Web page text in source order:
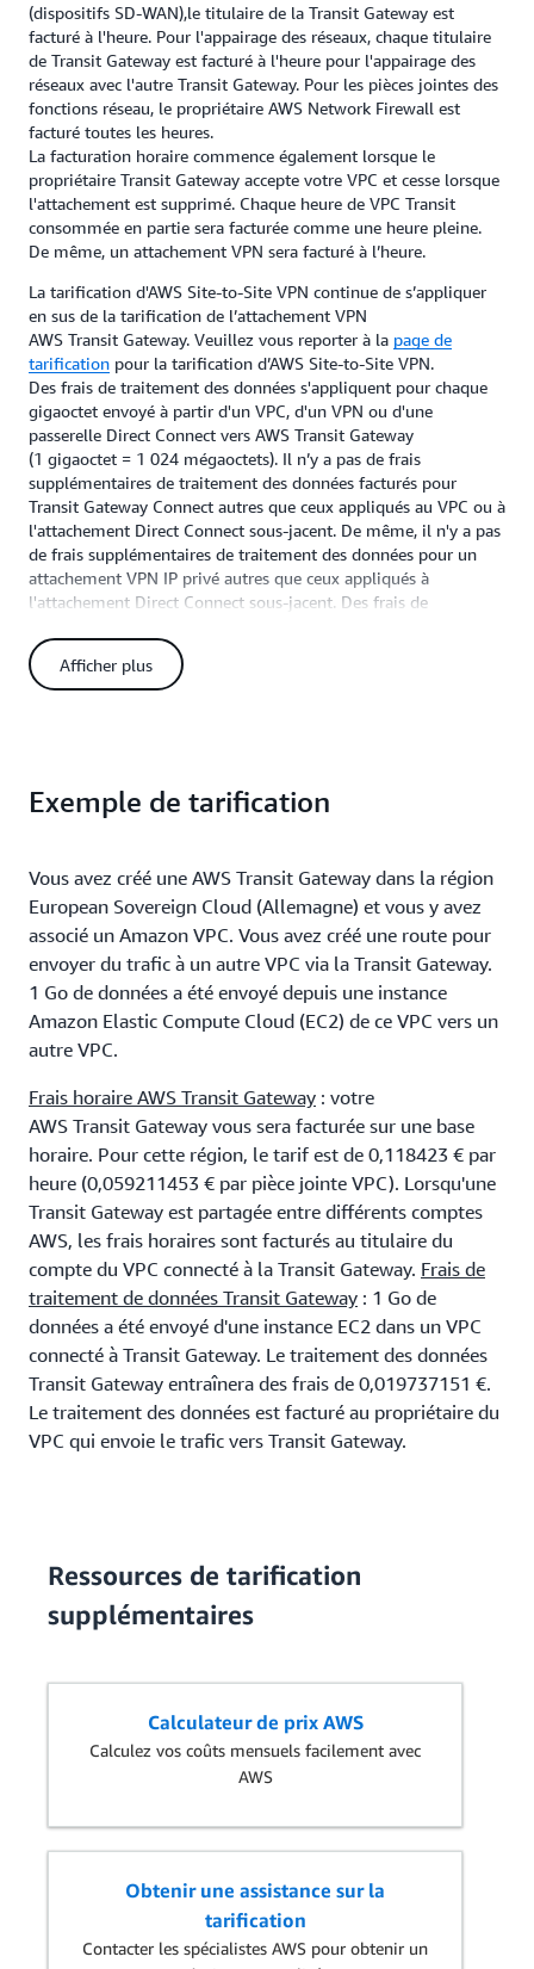
(dispositifs SD-WAN),le titulaire de la Transit Gateway est
facturé à l'heure. Pour l'appairage des réseaux, chaque titulaire
de Transit Gateway est facturé à l'heure pour l'appairage des
réseaux avec l'autre Transit Gateway. Pour les pièces jointes des
fonctions réseau, le propriétaire AWS Network Firewall est
facturé toutes les heures.
La facturation horaire commence également lorsque le
propriétaire Transit Gateway accepte votre VPC et cesse lorsque
l'attachement est supprimé. Chaque heure de VPC Transit
consommée en partie sera facturée comme une heure pleine.
De même, un attachement VPN sera facturé à l’heure.
La tarification d'AWS Site-to-Site VPN continue de s’appliquer
en sus de la tarification de l’attachement VPN
AWS Transit Gateway. Veuillez vous reporter à la page de
tarification pour la tarification d’AWS Site-to-Site VPN.
Des frais de traitement des données s'appliquent pour chaque
gigaoctet envoyé à partir d'un VPC, d'un VPN ou d'une
passerelle Direct Connect vers AWS Transit Gateway
(1 gigaoctet = 1 024 mégaoctets). Il n’y a pas de frais
supplémentaires de traitement des données facturés pour
Transit Gateway Connect autres que ceux appliqués au VPC ou à
l'attachement Direct Connect sous-jacent. De même, il n'y a pas
de frais supplémentaires de traitement des données pour un
attachement VPN IP privé autres que ceux appliqués à
l'attachement Direct Connect sous-jacent. Des frais de
gigaoctet reçu par chaque instance de récepteur multicast. Les
frais de traitement des données ne s’appliquent pas aux
données envoyées à partir d’un attachement d’appairage vers
la section Transfert de données de la
d’Amazon EC2.
Afficher plus
Exemple de tarification
Vous avez créé une AWS Transit Gateway dans la région
European Sovereign Cloud (Allemagne) et vous y avez
associé un Amazon VPC. Vous avez créé une route pour
envoyer du trafic à un autre VPC via la Transit Gateway.
1 Go de données a été envoyé depuis une instance
Amazon Elastic Compute Cloud (EC2) de ce VPC vers un
autre VPC.
Frais horaire AWS Transit Gateway : votre
AWS Transit Gateway vous sera facturée sur une base
horaire. Pour cette région, le tarif est de 0,118423 € par
heure (0,059211453 € par pièce jointe VPC). Lorsqu'une
Transit Gateway est partagée entre différents comptes
AWS, les frais horaires sont facturés au titulaire du
compte du VPC connecté à la Transit Gateway. Frais de
traitement de données Transit Gateway : 1 Go de
données a été envoyé d'une instance EC2 dans un VPC
connecté à Transit Gateway. Le traitement des données
Transit Gateway entraînera des frais de 0,019737151 €.
Le traitement des données est facturé au propriétaire du
VPC qui envoie le trafic vers Transit Gateway.
Ressources de tarification
supplémentaires
Calculateur de prix AWS
Calculez vos coûts mensuels facilement avec
AWS
Obtenir une assistance sur la
tarification
Contacter les spécialistes AWS pour obtenir un